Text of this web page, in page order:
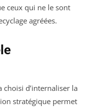
ceux qui ne le sont
agréées.
choisi d’internaliser la
stratégique permet